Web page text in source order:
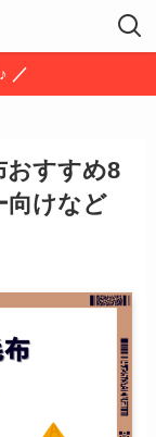
／
おすすめ8
向けなど